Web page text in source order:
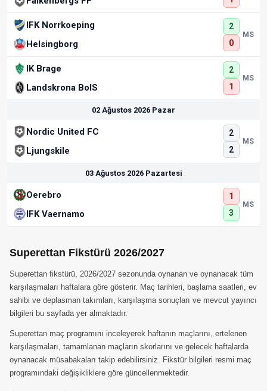
IFK Norrkoeping
Helsingborg
2
0
MS
IK Brage
Landskrona BoIS
2
1
MS
02 Ağustos 2026 Pazar
Nordic United FC
Ljungskile
2
2
MS
03 Ağustos 2026 Pazartesi
Oerebro
IFK Vaernamo
1
3
MS
Superettan Fikstürü 2026/2027
Superettan fikstürü, 2026/2027 sezonunda oynanan ve oynanacak tüm
karşılaşmaları haftalara göre gösterir. Maç tarihleri, başlama saatleri, ev
sahibi ve deplasman takımları, karşılaşma sonuçları ve mevcut yayıncı
bilgileri bu sayfada yer almaktadır.
Superettan maç programını inceleyerek haftanın maçlarını, ertelenen
karşılaşmaları, tamamlanan maçların skorlarını ve gelecek haftalarda
oynanacak müsabakaları takip edebilirsiniz. Fikstür bilgileri resmi maç
programındaki değişikliklere göre güncellenmektedir.